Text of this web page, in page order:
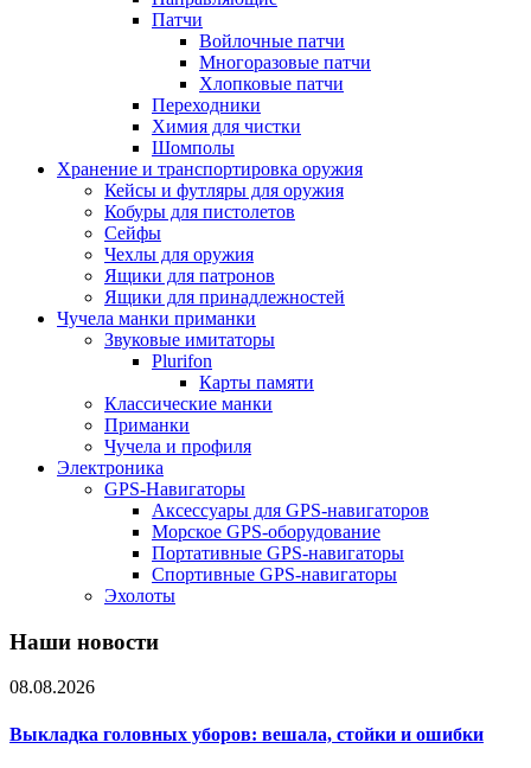
Патчи
Войлочные патчи
Многоразовые патчи
Хлопковые патчи
Переходники
Химия для чистки
Шомполы
Хранение и транспортировка оружия
Кейсы и футляры для оружия
Кобуры для пистолетов
Сейфы
Чехлы для оружия
Ящики для патронов
Ящики для принадлежностей
Чучела манки приманки
Звуковые имитаторы
Plurifon
Карты памяти
Классические манки
Приманки
Чучела и профиля
Электроника
GPS-Навигаторы
Аксессуары для GPS-навигаторов
Морское GPS-оборудование
Портативные GPS-навигаторы
Спортивные GPS-навигаторы
Эхолоты
Наши новости
08.08.2026
Выкладка головных уборов: вешала, стойки и ошибки